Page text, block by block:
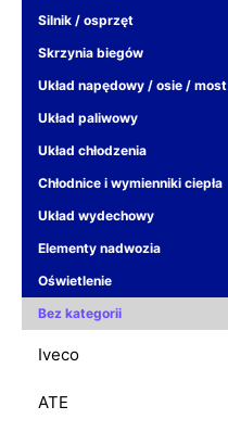
Silnik / osprzęt
Skrzynia biegów
Układ napędowy / osie / most
Układ paliwowy
Układ chłodzenia
Chłodnice i wymienniki ciepła
Układ wydechowy
Elementy nadwozia
Oświetlenie
Bez kategorii
Iveco
ATE